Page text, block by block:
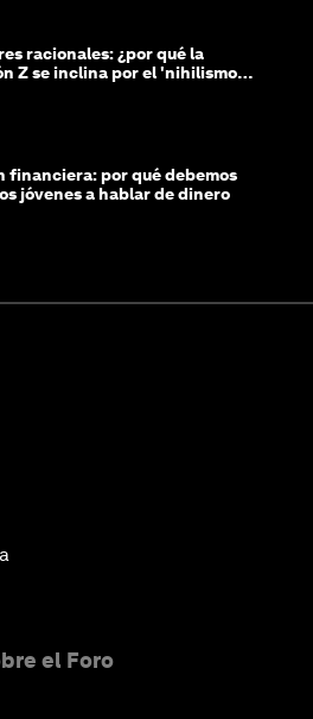
racionales: ¿por qué la
Z se inclina por el 'nihilismo
financiera: por qué debemos
jóvenes a hablar de dinero
el Foro